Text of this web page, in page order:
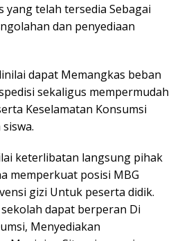
yang telah tersedia Sebagai
dan penyediaan
dapat Memangkas beban
sekaligus mempermudah
Keselamatan Konsumsi
keterlibatan langsung pihak
memperkuat posisi MBG
gizi Untuk peserta didik.
dapat berperan Di
Menyediakan